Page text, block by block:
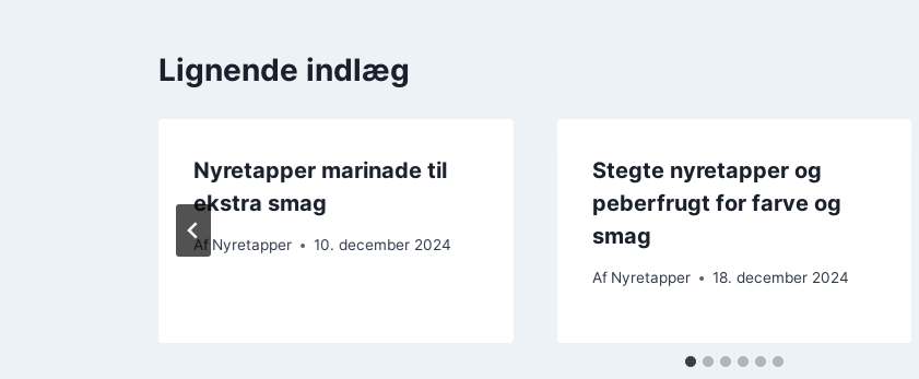
Lignende indlæg
Nyretapper marinade til
ekstra smag
Af Nyretapper 10. december 2024
Stegte nyretapper og
peberfrugt for farve og
smag
Af Nyretapper 18. december 2024